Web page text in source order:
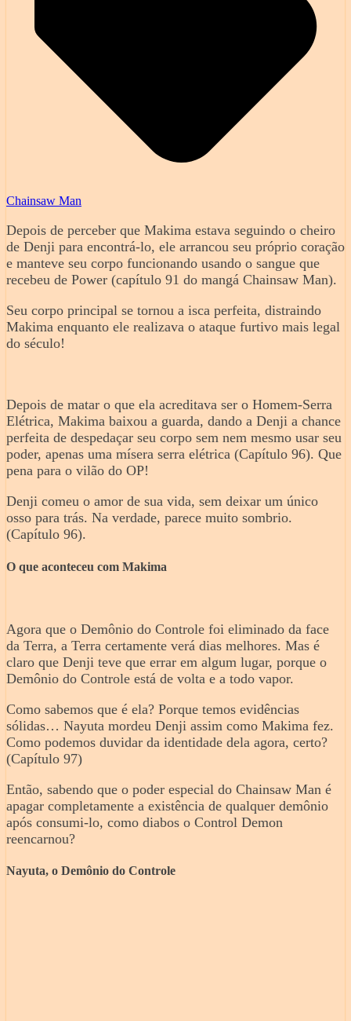
Chainsaw Man
Depois de perceber que Makima estava seguindo o cheiro
de Denji para encontrá-lo, ele arrancou seu próprio coração
e manteve seu corpo funcionando usando o sangue que
recebeu de Power (capítulo 91 do mangá Chainsaw Man).
Seu corpo principal se tornou a isca perfeita, distraindo
Makima enquanto ele realizava o ataque furtivo mais legal
do século!
Depois de matar o que ela acreditava ser o Homem-Serra
Elétrica, Makima baixou a guarda, dando a Denji a chance
perfeita de despedaçar seu corpo sem nem mesmo usar seu
poder, apenas uma mísera serra elétrica (Capítulo 96). Que
pena para o vilão do OP!
Denji comeu o amor de sua vida, sem deixar um único
osso para trás. Na verdade, parece muito sombrio.
(Capítulo 96).
O que aconteceu com Makima
Agora que o Demônio do Controle foi eliminado da face
da Terra, a Terra certamente verá dias melhores. Mas é
claro que Denji teve que errar em algum lugar, porque o
Demônio do Controle está de volta e a todo vapor.
Como sabemos que é ela? Porque temos evidências
sólidas… Nayuta mordeu Denji assim como Makima fez.
Como podemos duvidar da identidade dela agora, certo?
(Capítulo 97)
Então, sabendo que o poder especial do Chainsaw Man é
apagar completamente a existência de qualquer demônio
após consumi-lo, como diabos o Control Demon
reencarnou?
Nayuta, o Demônio do Controle